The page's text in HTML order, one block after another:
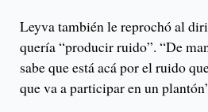
Leyva también le reprochó al
quería “producir ruido”. “De
sabe que está acá por el ruido
que va a participar en un